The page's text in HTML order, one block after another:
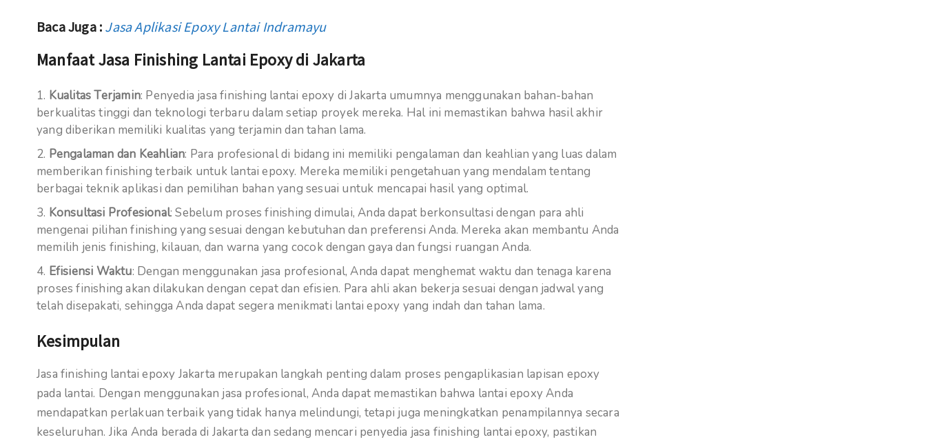
Baca Juga : Jasa Aplikasi Epoxy Lantai Indramayu
Manfaat Jasa Finishing Lantai Epoxy di Jakarta
Kualitas Terjamin: Penyedia jasa finishing lantai epoxy di Jakarta umumnya menggunakan bahan-bahan
berkualitas tinggi dan teknologi terbaru dalam setiap proyek mereka. Hal ini memastikan bahwa hasil akhir
yang diberikan memiliki kualitas yang terjamin dan tahan lama.
Pengalaman dan Keahlian: Para profesional di bidang ini memiliki pengalaman dan keahlian yang luas dalam
memberikan finishing terbaik untuk lantai epoxy. Mereka memiliki pengetahuan yang mendalam tentang
berbagai teknik aplikasi dan pemilihan bahan yang sesuai untuk mencapai hasil yang optimal.
Konsultasi Profesional: Sebelum proses finishing dimulai, Anda dapat berkonsultasi dengan para ahli
mengenai pilihan finishing yang sesuai dengan kebutuhan dan preferensi Anda. Mereka akan membantu Anda
memilih jenis finishing, kilauan, dan warna yang cocok dengan gaya dan fungsi ruangan Anda.
Efisiensi Waktu: Dengan menggunakan jasa profesional, Anda dapat menghemat waktu dan tenaga karena
proses finishing akan dilakukan dengan cepat dan efisien. Para ahli akan bekerja sesuai dengan jadwal yang
telah disepakati, sehingga Anda dapat segera menikmati lantai epoxy yang indah dan tahan lama.
Kesimpulan
Jasa finishing lantai epoxy Jakarta merupakan langkah penting dalam proses pengaplikasian lapisan epoxy
pada lantai. Dengan menggunakan jasa profesional, Anda dapat memastikan bahwa lantai epoxy Anda
mendapatkan perlakuan terbaik yang tidak hanya melindungi, tetapi juga meningkatkan penampilannya secara
keseluruhan. Jika Anda berada di Jakarta dan sedang mencari penyedia jasa finishing lantai epoxy, pastikan